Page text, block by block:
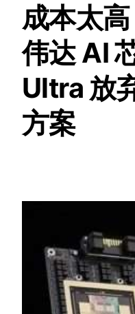
成本太
伟达 AI
Ultra 放
方案